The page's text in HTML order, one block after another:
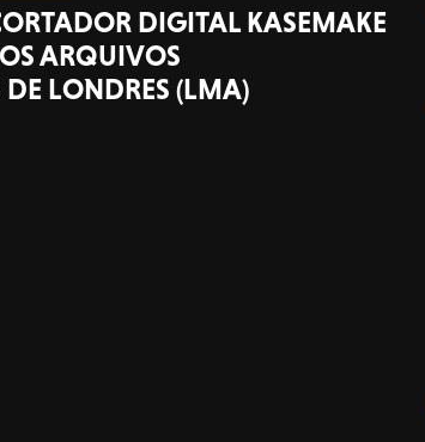
DIGITAL KASEMAKE
ARQUIVOS
LONDRES (LMA)